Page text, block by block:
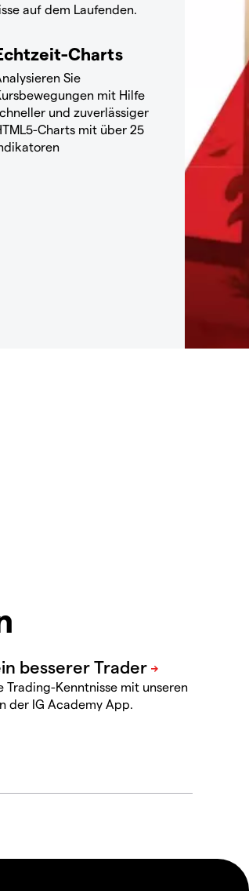
auf dem Laufenden.
Charts
Sie
mit Hilfe
und zuverlässiger
Charts mit über 25
Trading-Kenntnisse mit unseren
der IG Academy App.